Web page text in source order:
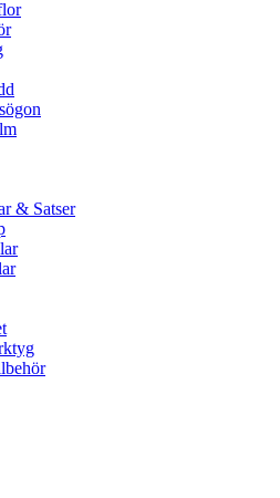
& Satser